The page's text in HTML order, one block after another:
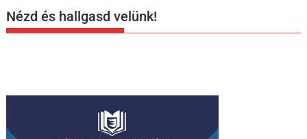
Nézd és hallgasd velünk!